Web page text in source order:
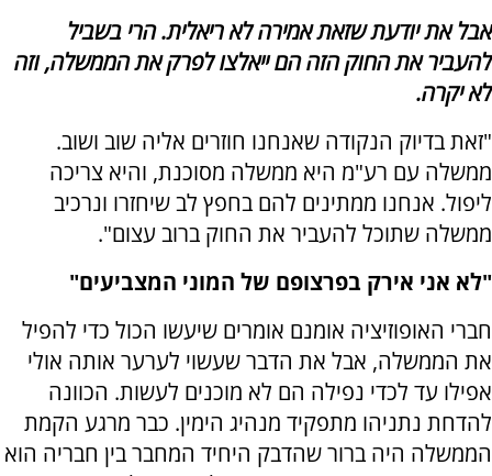
אבל את יודעת שזאת אמירה לא ריאלית. הרי בשביל
להעביר את החוק הזה הם ייאלצו לפרק את הממשלה, וזה
לא יקרה.
"זאת בדיוק הנקודה שאנחנו חוזרים אליה שוב ושוב.
ממשלה עם רע"מ היא ממשלה מסוכנת, והיא צריכה
ליפול. אנחנו ממתינים להם בחפץ לב שיחזרו ונרכיב
ממשלה שתוכל להעביר את החוק ברוב עצום".
"לא אני אירק בפרצופם של המוני המצביעים"
חברי האופוזיציה אומנם אומרים שיעשו הכול כדי להפיל
את הממשלה, אבל את הדבר שעשוי לערער אותה אולי
אפילו עד לכדי נפילה הם לא מוכנים לעשות. הכוונה
להדחת נתניהו מתפקיד מנהיג הימין. כבר מרגע הקמת
הממשלה היה ברור שהדבק היחיד המחבר בין חבריה הוא